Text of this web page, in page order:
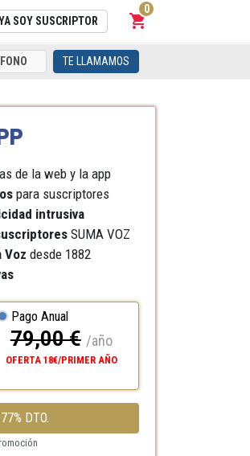
SOY SUSCRIPTOR shopping_cart
Carrito
0
TE LLAMAMOS
de la web y la app
para suscriptores
intrusiva
SUMA VOZ
Voz desde 1882
Pago Anual
79,00 € /año
OFERTA 18€/PRIMER AÑO
DTO.